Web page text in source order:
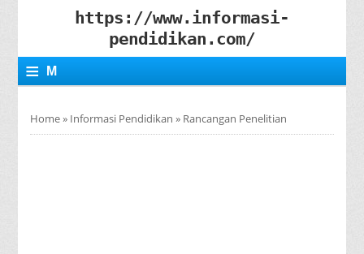
https://www.informasi-
pendidikan.com/
≡ M
Home» Informasi Pendidikan » Rancangan Penelitian